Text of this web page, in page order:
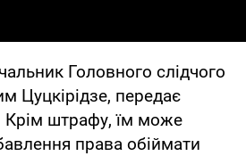
Головного слідчого
Цуцкірідзе, передає
штрафу, їм може
права обіймати